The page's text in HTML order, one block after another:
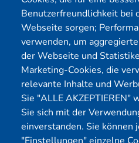
Benutzerfreundlichkeit bei
Webseite sorgen;
verwenden, um
der Webseite und
Marketing-Cookies, die
relevante Inhalte und
Sie "ALLE AKZEPTIEREN"
Sie sich mit der
einverstanden. Sie können
Menü
Cybersecurity
Pentest Anbieter
Pentest Kosten Rechner
KMU CyberRisikoCheck
OT-Security